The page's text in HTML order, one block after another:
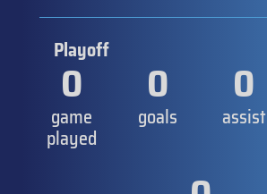
Playoff
0
game
played
0
goals
0
assist